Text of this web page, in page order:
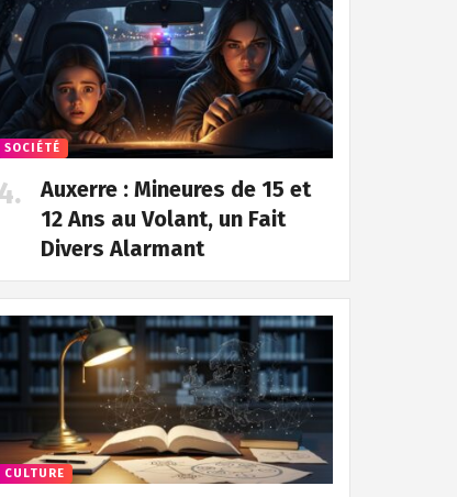
SOCIÉTÉ
Auxerre : Mineures de 15 et
12 Ans au Volant, un Fait
Divers Alarmant
CULTURE